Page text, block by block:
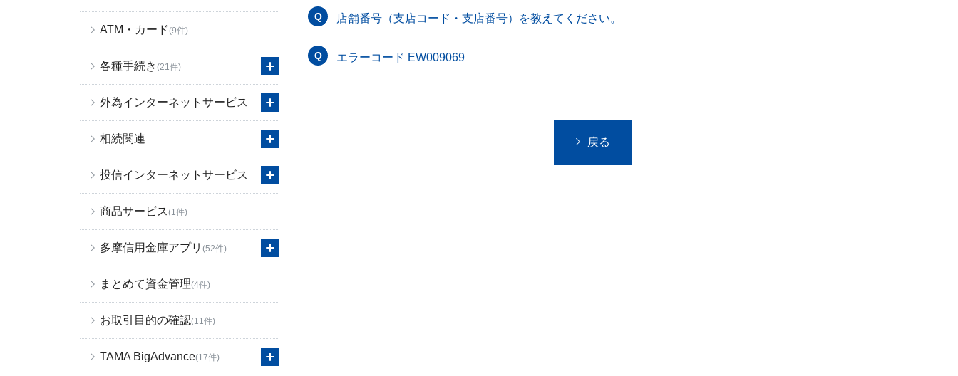
ATM・カード(9件)
各種手続き (21件)
外為インターネットサービス
相続関連
投信インターネットサービス
商品サービス(1件)
多摩信用金庫アプリ (52件)
まとめて資金管理(4件)
お取引目的の確認(11件)
TAMA BigAdvance(17件)
店舗番号（支店コード・支店番号）を教えてください。
エラーコード EW009069
戻る